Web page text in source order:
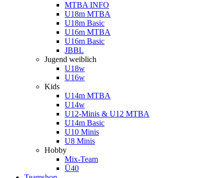
MTBA INFO
U18m MTBA
U18m Basic
U16m MTBA
U16m Basic
JBBL
Jugend weiblich
U18w
U16w
Kids
U14m MTBA
U14w
U12-Minis & U12 MTBA
U14m Basic
U10 Minis
U8 Minis
Hobby
Mix-Team
Ü40